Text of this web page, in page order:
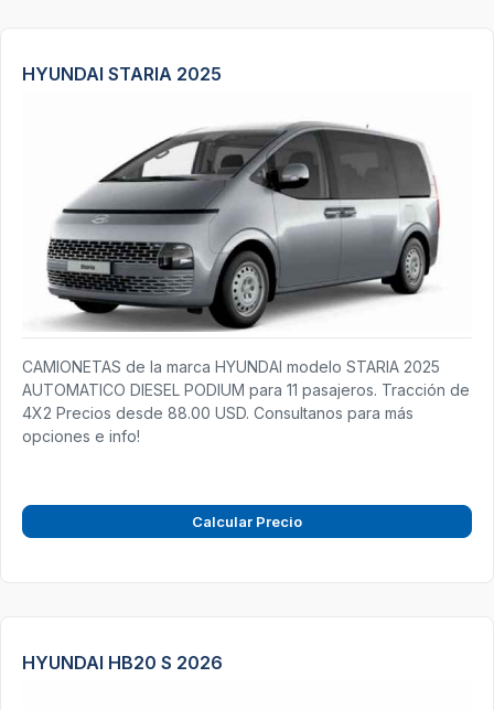
HYUNDAI STARIA 2025
CAMIONETAS de la marca HYUNDAI modelo STARIA 2025
AUTOMATICO DIESEL PODIUM para 11 pasajeros. Tracción de
4X2 Precios desde 88.00 USD. Consultanos para más
opciones e info!
Calcular Precio
HYUNDAI HB20 S 2026